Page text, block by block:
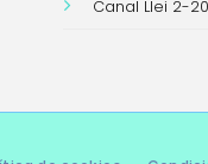
Canal Llei 2-